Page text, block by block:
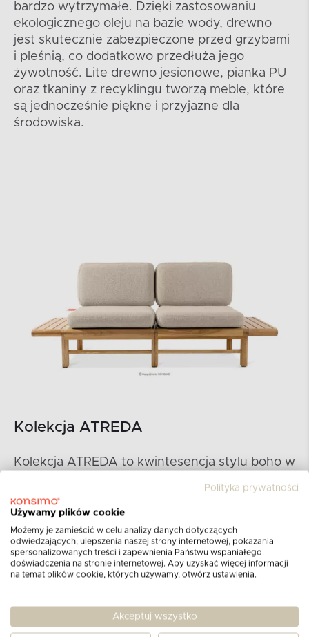
bardzo wytrzymałe. Dzięki zastosowaniu
ekologicznego oleju na bazie wody, drewno
jest skutecznie zabezpieczone przed grzybami
i pleśnią, co dodatkowo przedłuża jego
żywotność. Lite drewno jesionowe, pianka PU
oraz tkaniny z recyklingu tworzą meble, które
są jednocześnie piękne i przyjazne dla
środowiska.
Kolekcja ATREDA
Kolekcja ATREDA to kwintesencja stylu boho w
przestrzeni relaksu nutę egzotyki i naturalnego
piękna. Każdy element tej kolekcji został
zaprojektowany z myślą o harmonii z
otoczeniem, tworząc spójną i elegancką
całość. Meble z kolekcji ATREDA łączą w sobie
funkcjonalność, komfort i estetykę, co czyni je
niepowtarzalny design i wysoką jakość
wykonania. Szeroki wybór modułów pozwala
Polityka prywatności
Używamy plików cookie
Możemy je zamieścić w celu analizy danych dotyczących
odwiedzających, ulepszenia naszej strony internetowej, pokazania
spersonalizowanych treści i zapewnienia Państwu wspaniałego
doświadczenia na stronie internetowej. Aby uzyskać więcej informacji
na temat plików cookie, których używamy, otwórz ustawienia.
Akceptuj wszystko